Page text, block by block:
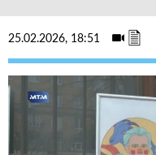
25.02.2026, 18:51